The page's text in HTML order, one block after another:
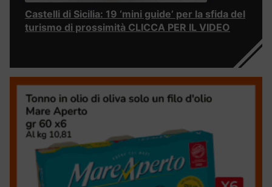
Castelli di Sicilia: 19 ‘mini guide’ per la sfida del
turismo di prossimità CLICCA PER IL VIDEO